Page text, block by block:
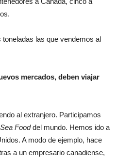
las que vendemos al
mercados, deben viajar
al extranjero. Participamos
Sea Fooddel mundo. Hemos ido a
A modo de ejemplo, hace
a un empresario canadiense,